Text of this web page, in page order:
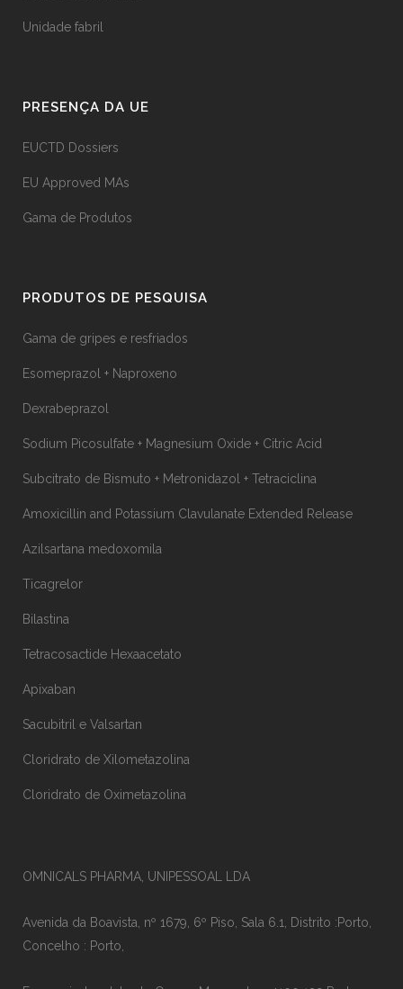
Unidade fabril
PRESENÇA DA UE
EUCTD Dossiers
EU Approved MAs
Gama de Produtos
PRODUTOS DE PESQUISA
Gama de gripes e resfriados
Esomeprazol + Naproxeno
Dexrabeprazol
Sodium Picosulfate + Magnesium Oxide + Citric Acid
Subcitrato de Bismuto + Metronidazol + Tetraciclina
Amoxicillin and Potassium Clavulanate Extended Release
Azilsartana medoxomila
Ticagrelor
Bilastina
Tetracosactide Hexaacetato
Apixaban
Sacubitril e Valsartan
Cloridrato de Xilometazolina
Cloridrato de Oximetazolina
OMNICALS PHARMA, UNIPESSOAL LDA
Avenida da Boavista, nº 1679, 6º Piso, Sala 6.1, Distrito :Porto,
Concelho : Porto,